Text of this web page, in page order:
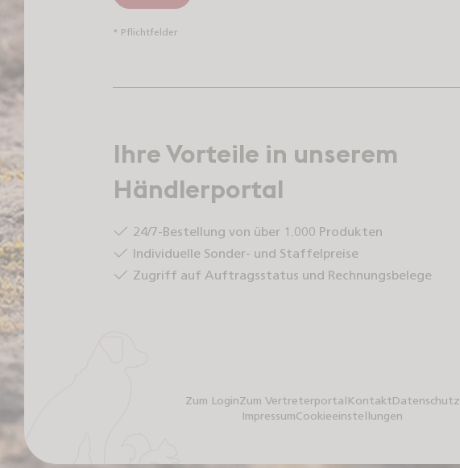
* Pflichtfelder
Ihre Vorteile in unserem
Händlerportal
24/7-Bestellung von über 1.000 Produkten
Individuelle Sonder- und Staffelpreise
Zugriff auf Auftragsstatus und Rechnungsbelege
Zum LoginZum VertreterportalKontaktDatenschutz
ImpressumCookieeinstellungen